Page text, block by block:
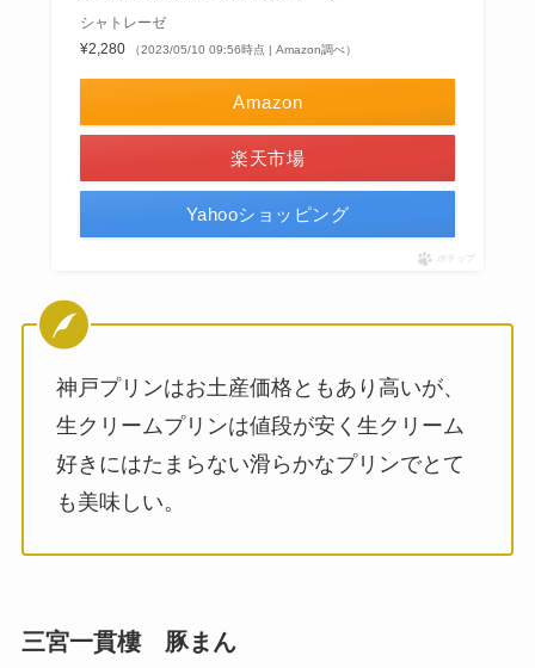
シャトレーゼ
¥2,280
（2023/05/10 09:56時点 | Amazon調べ）
Amazon
楽天市場
Yahooショッピング
ポチップ
神戸プリンはお土産価格ともあり高いが、
生クリームプリンは値段が安く生クリーム
好きにはたまらない滑らかなプリンでとて
も美味しい。
三宮一貫樓 豚まん